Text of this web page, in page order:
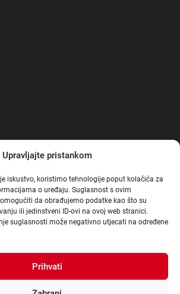
Upravljajte pristankom
iskustvo, koristimo tehnologije poput kolačića za
o uređaju. Suglasnost s ovim
da obrađujemo podatke kao što su
ili jedinstveni ID-ovi na ovoj web stranici.
suglasnosti može negativno utjecati na određene
Prihvati